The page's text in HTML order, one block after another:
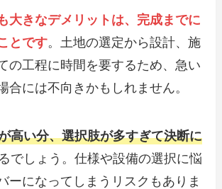
大きなデメリットは、完成までに
とです。土地の選定から設計、施
の工程に時間を要するため、急い
合には不向きかもしれません。
高い分、選択肢が多すぎて決断に
でしょう。仕様や設備の選択に悩
ーになってしまうリスクもありま